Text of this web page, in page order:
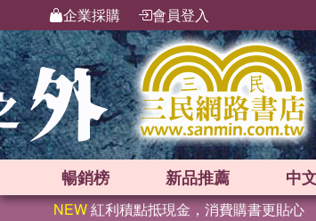
企業採購 會員登入
暢銷榜 新品推薦 中
NEW紅利積點抵現金，消費購書更貼心